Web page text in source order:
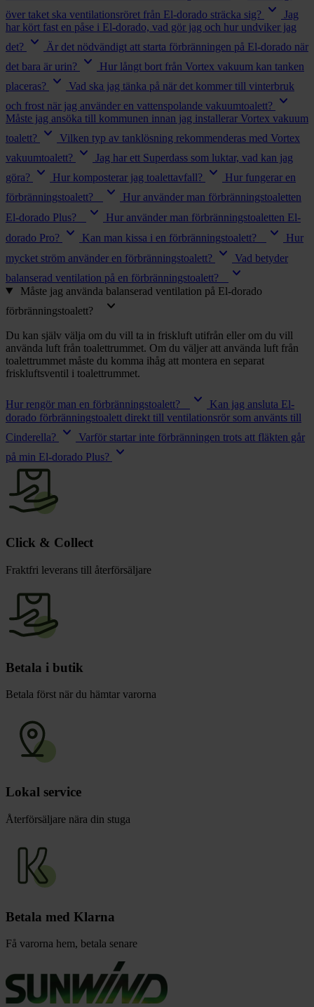
över taket ska ventilationsröret från El-dorado sträcka sig? keyboard_arrow_down
Jag
har kört fast en påse i El-dorado, vad gör jag och hur undviker jag
det? keyboard_arrow_down
Är det nödvändigt att starta förbränningen på El-dorado när
det bara är urin? keyboard_arrow_down
Hur långt bort från Vortex vakuum kan tanken
placeras? keyboard_arrow_down
Vad ska jag tänka på när det kommer till vinterbruk
och frost när jag använder en vattenspolande vakuumtoalett? keyboard_arrow_down
Måste jag ansöka till kommunen innan jag installerar Vortex vakuum
toalett? keyboard_arrow_down
Vilken typ av tanklösning rekommenderas med Vortex
vakuumtoalett? keyboard_arrow_down
Jag har ett Superdass som luktar, vad kan jag
göra? keyboard_arrow_down Hur komposterar jag toalettavfall? keyboard_arrow_down
Hur fungerar en
förbränningstoalett?
keyboard_arrow_down
Hur använder man förbränningstoaletten
El-dorado Plus?
keyboard_arrow_down
Hur använder man förbränningstoaletten El-
dorado Pro? keyboard_arrow_down Kan man kissa i en förbränningstoalett? keyboard_arrow_down
Hur
mycket ström använder en förbränningstoalett? keyboard_arrow_down
Vad betyder
balanserad ventilation på en förbränningstoalett?
keyboard_arrow_down
Måste jag använda balanserad ventilation på El-dorado
förbränningstoalett?
keyboard_arrow_down
Du kan själv välja om du vill ta in friskluft utifrån eller om du vill
använda luft från toalettrummet. Om du väljer att använda luft från
toalettrummet måste du komma ihåg att montera en separat
friskluftsventil i toalettrummet.
Hur rengör man en förbränningstoalett? keyboard_arrow_down
Kan jag ansluta El-
dorado förbränningstoalett direkt till ventilationsrör som använts till
Cinderella? keyboard_arrow_down
Varför startar inte förbränningen trots att fläkten går
på min El-dorado Plus? keyboard_arrow_down
Click & Collect
Fraktfri leverans till återförsäljare
Betala i butik
Betala först när du hämtar varorna
Lokal service
Återförsäljare nära din stuga
Betala med Klarna
Få varorna hem, betala senare